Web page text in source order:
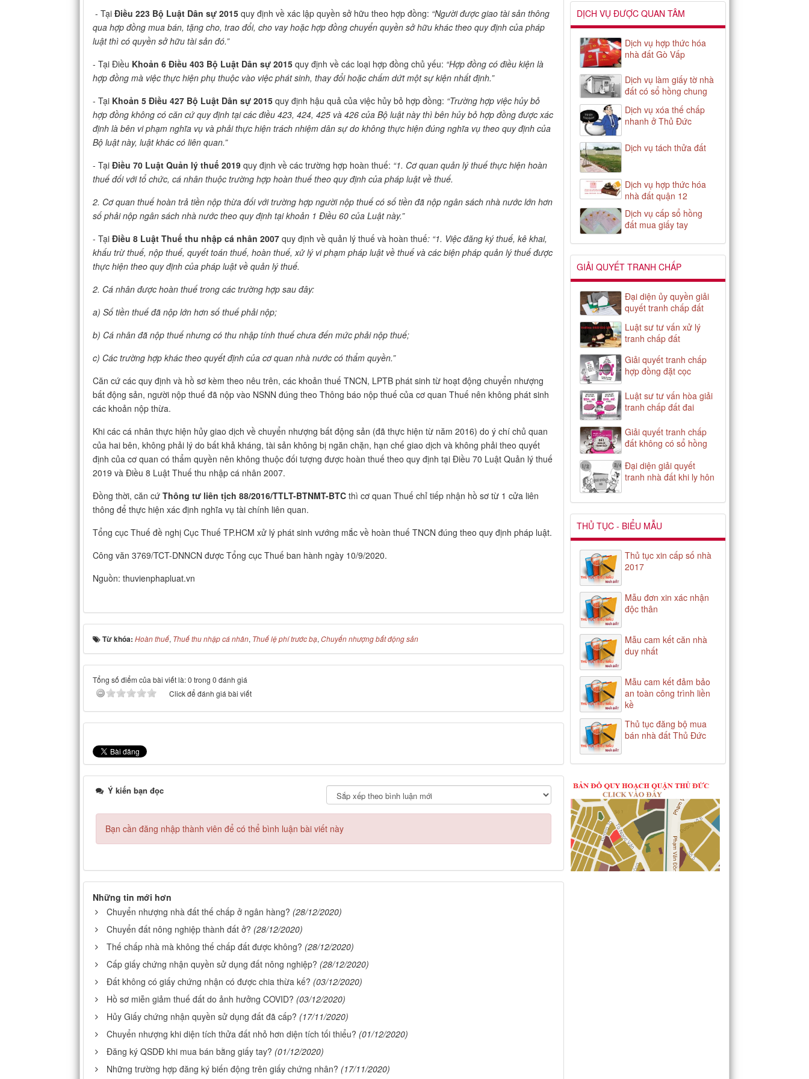
- Tại Điều 223 Bộ Luật Dân sự 2015 quy định về xác lập quyền sở hữu theo hợp đồng: “Người được giao tài sản thông
qua hợp đồng mua bán, tặng cho, trao đổi, cho vay hoặc hợp đồng chuyển quyền sở hữu khác theo quy định của pháp
luật thì có quyền sở hữu tài sản đó.”
- Tại Điều Khoản 6 Điều 403 Bộ Luật Dân sự 2015 quy định về các loại hợp đồng chủ yếu: “Hợp đồng có điều kiện là
hợp đồng mà việc thực hiện phụ thuộc vào việc phát sinh, thay đổi hoặc chấm dứt một sự kiện nhất định.”
- Tại Khoản 5 Điều 427 Bộ Luật Dân sự 2015 quy định hậu quả của việc hủy bỏ hợp đồng: “Trường hợp việc hủy bỏ
hợp đồng không có căn cứ quy định tại các điều 423, 424, 425 và 426 của Bộ luật này thì bên hủy bỏ hợp đồng được xác
định là bên vi phạm nghĩa vụ và phải thực hiện trách nhiệm dân sự do không thực hiện đúng nghĩa vụ theo quy định của
Bộ luật này, luật khác có liên quan.”
- Tại Điều 70 Luật Quản lý thuế 2019 quy định về các trường hợp hoàn thuế: “1. Cơ quan quản lý thuế thực hiện hoàn
thuế đối với tổ chức, cá nhân thuộc trường hợp hoàn thuế theo quy định của pháp luật về thuế.
2. Cơ quan thuế hoàn trả tiền nộp thừa đối với trường hợp người nộp thuế có số tiền đã nộp ngân sách nhà nước lớn hơn
số phải nộp ngân sách nhà nước theo quy định tại khoản 1 Điều 60 của Luật này.”
- Tại Điều 8 Luật Thuế thu nhập cá nhân 2007 quy định về quản lý thuế và hoàn thuế: “1. Việc đăng ký thuế, kê khai,
khấu trừ thuế, nộp thuế, quyết toán thuế, hoàn thuế, xử lý vi phạm pháp luật về thuế và các biện pháp quản lý thuế được
thực hiện theo quy định của pháp luật về quản lý thuế.
2. Cá nhân được hoàn thuế trong các trường hợp sau đây:
a) Số tiền thuế đã nộp lớn hơn số thuế phải nộp;
b) Cá nhân đã nộp thuế nhưng có thu nhập tính thuế chưa đến mức phải nộp thuế;
c) Các trường hợp khác theo quyết định của cơ quan nhà nước có thẩm quyền.”
Căn cứ các quy định và hồ sơ kèm theo nêu trên, các khoản thuế TNCN, LPTB phát sinh từ hoạt động chuyển nhượng
bất động sản, người nộp thuế đã nộp vào NSNN đúng theo Thông báo nộp thuế của cơ quan Thuế nên không phát sinh
các khoản nộp thừa.
Khi các cá nhân thực hiện hủy giao dịch về chuyển nhượng bất động sản (đã thực hiện từ năm 2016) do ý chí chủ quan
của hai bên, không phải lý do bất khả kháng, tài sản không bị ngăn chặn, hạn chế giao dịch và không phải theo quyết
định của cơ quan có thẩm quyền nên không thuộc đối tượng được hoàn thuế theo quy định tại Điều 70 Luật Quản lý thuế
2019 và Điều 8 Luật Thuế thu nhập cá nhân 2007.
Đồng thời, căn cứ Thông tư liên tịch 88/2016/TTLT-BTNMT-BTC thì cơ quan Thuế chỉ tiếp nhận hồ sơ từ 1 cửa liên
thông để thực hiện xác định nghĩa vụ tài chính liên quan.
Tổng cục Thuế đề nghị Cục Thuế TP.HCM xử lý phát sinh vướng mắc về hoàn thuế TNCN đúng theo quy định pháp luật.
Công văn 3769/TCT-DNNCN được Tổng cục Thuế ban hành ngày 10/9/2020.
Nguồn: thuvienphapluat.vn
Từ khóa: Hoàn thuế, Thuế thu nhập cá nhân, Thuế lệ phí trước bạ, Chuyển nhượng bất động sản
Tổng số điểm của bài viết là: 0 trong 0 đánh giá
Click để đánh giá bài viết
Ý kiến bạn đọc
Bạn cần đăng nhập thành viên để có thể bình luận bài viết này
Những tin mới hơn
Chuyển nhượng nhà đất thế chấp ở ngân hàng? (28/12/2020)
Chuyển đất nông nghiệp thành đất ở? (28/12/2020)
Thế chấp nhà mà không thế chấp đất được không? (28/12/2020)
Cấp giấy chứng nhận quyền sử dụng đất nông nghiệp? (28/12/2020)
Đất không có giấy chứng nhận có được chia thừa kế? (03/12/2020)
Hồ sơ miễn giảm thuế đất do ảnh hưởng COVID? (03/12/2020)
Hủy Giấy chứng nhận quyền sử dụng đất đã cấp? (17/11/2020)
Chuyển nhượng khi diện tích thửa đất nhỏ hơn diện tích tối thiểu? (01/12/2020)
Đăng ký QSDĐ khi mua bán bằng giấy tay? (01/12/2020)
Những trường hợp đăng ký biến động trên giấy chứng nhân? (17/11/2020)
DỊCH VỤ ĐƯỢC QUAN TÂM
Dịch vụ hợp thức hóa
nhà đất Gò Vấp
Dịch vụ làm giấy tờ nhà
đất có sổ hồng chung
Dịch vụ xóa thế chấp
nhanh ở Thủ Đức
Dịch vụ tách thửa đất
Dịch vụ hợp thức hóa
nhà đất quận 12
Dịch vụ cấp sổ hồng
đất mua giấy tay
GIẢI QUYẾT TRANH CHẤP
Đại diện ủy quyền giải
quyết tranh chấp đất
Luật sư tư vấn xử lý
tranh chấp đất
Giải quyết tranh chấp
hợp đồng đặt cọc
Luật sư tư vấn hòa giải
tranh chấp đất đai
Giải quyết tranh chấp
đất không có sổ hồng
Đại diện giải quyết
tranh nhà đất khi ly hôn
THỦ TỤC - BIỂU MẪU
Thủ tục xin cấp số nhà
2017
Mẫu đơn xin xác nhận
độc thân
Mẫu cam kết căn nhà
duy nhất
Mẫu cam kết đảm bảo
an toàn công trình liền
kề
Thủ tục đăng bộ mua
bán nhà đất Thủ Đức